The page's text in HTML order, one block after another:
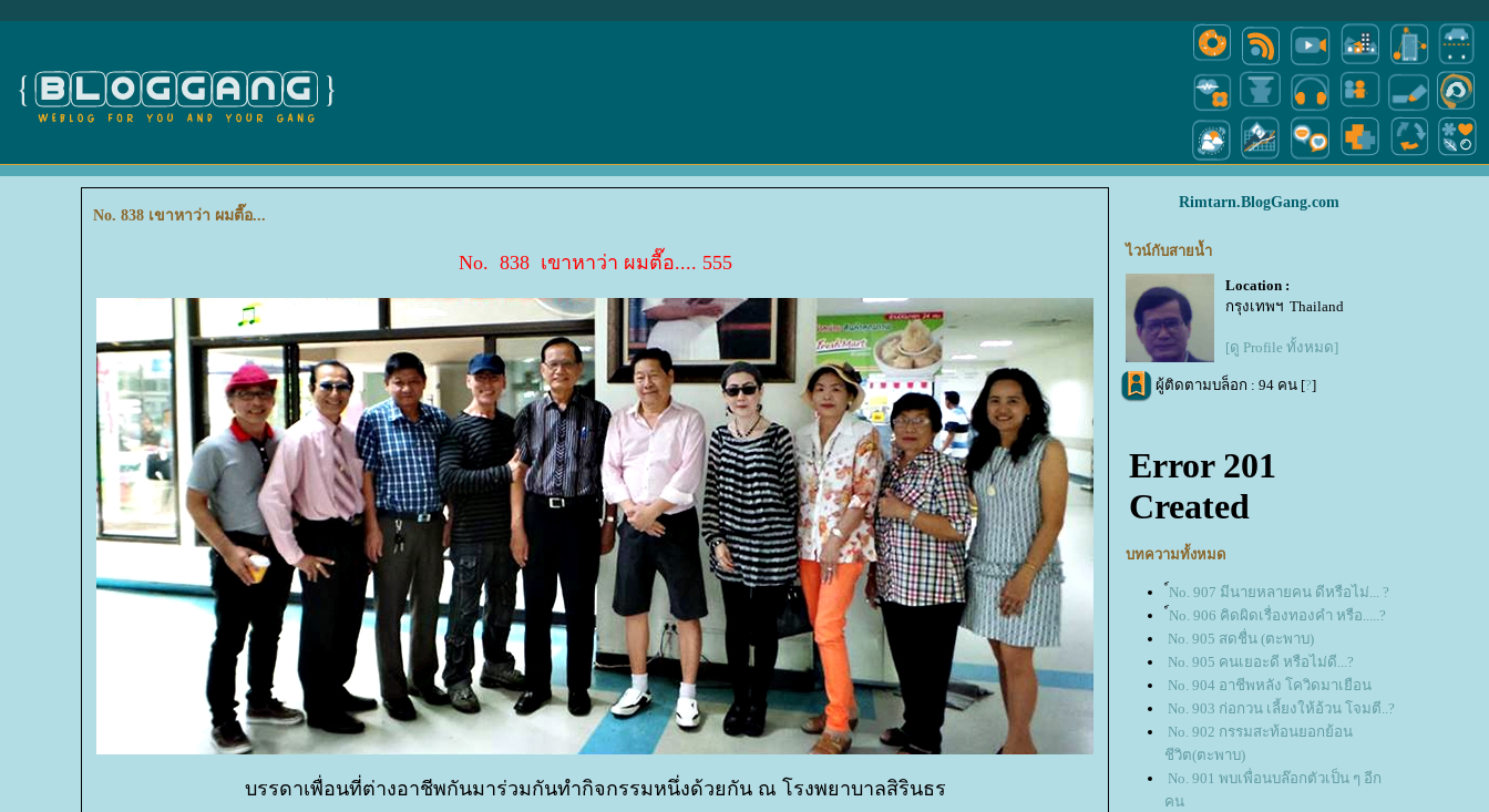
No. 838 เขาหาว่า ผมตื๊อ...
No. 838 เขาหาว่า ผมตื๊อ.... 555
บรรดาเพื่อนที่ต่างอาชีพกันมาร่วมกันทำกิจกรรมหนึ่งด้วยกัน ณ โรงพยาบาลสิรินธร
Rimtarn.BlogGang.com
ไวน์กับสายน้ำ
Location :
กรุงเทพฯ Thailand
[ดู Profile ทั้งหมด]
ผู้ติดตามบล็อก : 94 คน [?]
บทความทั้งหมด
์No. 907 มีนายหลายคน ดีหรือไม่... ?
์No. 906 คิดผิดเรื่องทองคำ หรือ.....?
No. 905 สดชื่น (ตะพาบ)
No. 905 คนเยอะดี หรือไม่ดี...?
No. 904 อาชีพหลัง โควิดมาเยือน
No. 903 ก่อกวน เลี้ยงให้อ้วน โจมตี..?
No. 902 กรรมสะท้อนยอกย้อน
ชีวิต(ตะพาบ)
No. 901 พบเพื่อนบล๊อกตัวเป็น ๆ อีก
คน